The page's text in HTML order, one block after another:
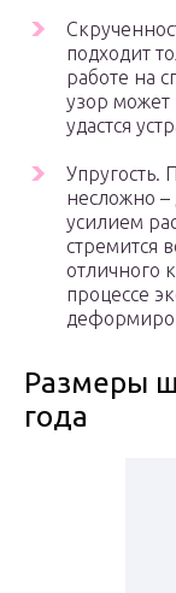
подходит
работе на
узор может
удастся
Упругость.
несложно –
усилием
стремится
отличного
процессе
Размеры
года